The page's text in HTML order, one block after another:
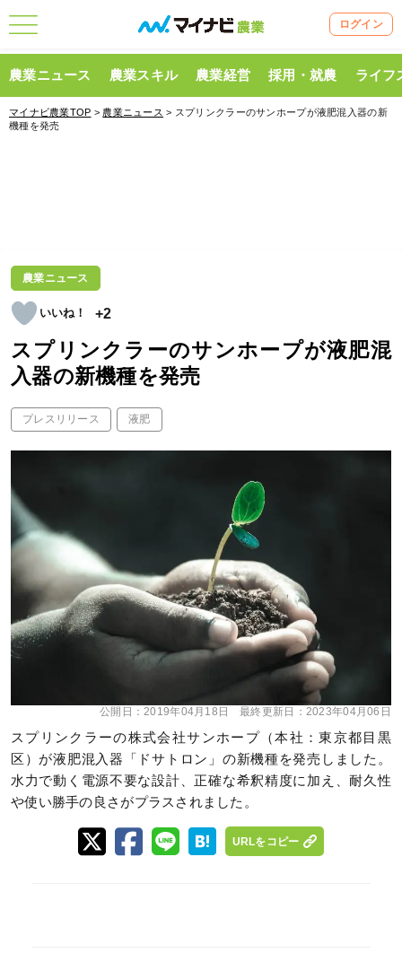
ログイン
農業ニュース 農業スキル 農業経営 採用・就農 ライフ
マイナビ農業TOP > 農業ニュース > スプリンクラーのサンホープが液肥混入器の新
機種を発売
農業ニュース
+2
スプリンクラーのサンホープが液肥混
入器の新機種を発売
プレスリリース 液肥
公開日： 2019年04月18日 最終更新日： 2023年04月06日
スプリンクラーの株式会社サンホープ（本社：東京都目黒
区）が液肥混入器「ドサトロン」の新機種を発売しました。
水力で動く電源不要な設計、正確な希釈精度に加え、耐久性
や使い勝手の良さがプラスされました。
URLをコピー